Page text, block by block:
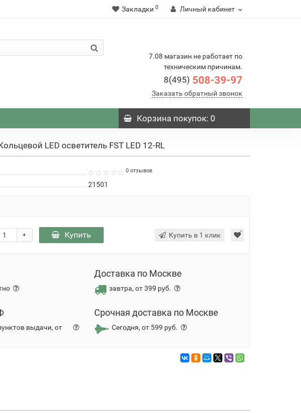
Закладки 0 Личный кабинет
7.08 магазин не работает по
техническим причинам.
8(495) 508-39-97
Заказать обратный звонок
Корзинапокупок: 0
LED осветитель FST LED 12-RL
0 отзывов
21501
+ Купить Купить в 1 клик
Доставка по Москве
завтра, от 399 руб.
выдачи, от
Срочная доставка по Москве
Сегодня, от 599 руб.